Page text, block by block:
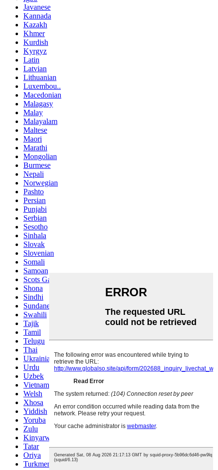
Javanese
Kannada
Kazakh
Khmer
Kurdish
Kyrgyz
Latin
Latvian
Lithuanian
Luxembou..
Macedonian
Malagasy
Malay
Malayalam
Maltese
Maori
Marathi
Mongolian
Burmese
Nepali
Norwegian
Pashto
Persian
Punjabi
Serbian
Sesotho
Sinhala
Slovak
Slovenian
Somali
Samoan
Scots Gaelic
Shona
Sindhi
Sundanese
Swahili
Tajik
Tamil
Telugu
Thai
Ukrainian
Urdu
Uzbek
Vietnamese
Welsh
Xhosa
Yiddish
Yoruba
Zulu
Kinyarwanda
Tatar
Oriya
Turkmen